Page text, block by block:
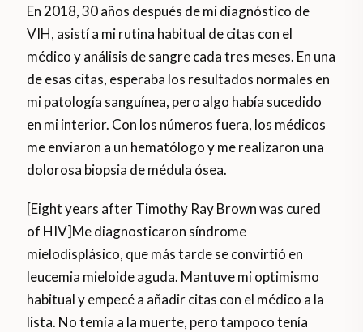
En 2018, 30 años después de mi diagnóstico de
VIH, asistí a mi rutina habitual de citas con el
médico y análisis de sangre cada tres meses. En una
de esas citas, esperaba los resultados normales en
mi patología sanguínea, pero algo había sucedido
en mi interior. Con los números fuera, los médicos
me enviaron a un hematólogo y me realizaron una
dolorosa biopsia de médula ósea.
[Eight years after Timothy Ray Brown was cured
of HIV]Me diagnosticaron síndrome
mielodisplásico, que más tarde se convirtió en
leucemia mieloide aguda. Mantuve mi optimismo
habitual y empecé a añadir citas con el médico a la
lista. No temía a la muerte, pero tampoco tenía